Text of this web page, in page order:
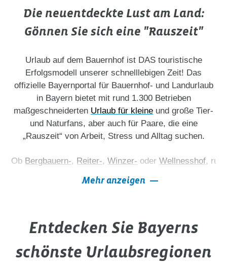
Die neuentdeckte Lust am Land:
Gönnen Sie sich eine "Rauszeit"
Urlaub auf dem Bauernhof ist DAS touristische
Erfolgsmodell unserer schnelllebigen Zeit! Das
offizielle Bayernportal für Bauernhof- und Landurlaub
in Bayern bietet mit rund 1.300 Betrieben
maßgeschneiderten Urlaub für kleine und große Tier-
und Naturfans, aber auch für Paare, die eine
„Rauszeit“ von Arbeit, Stress und Alltag suchen.
Ob Bergbauern-, Reiter-, Winzer- oder Wellnesshof,
Urlaub trifft Landwirtschaft
Mehr anzeigen
Entdecken Sie Bayerns
schönste Urlaubsregionen